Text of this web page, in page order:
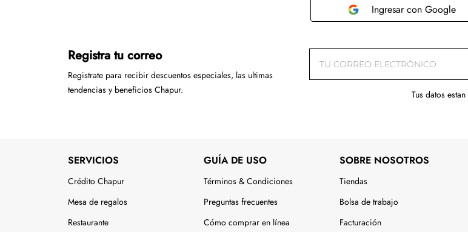
Tecnología
Juguetería
Deportes
Registra tu correo
Registrate para recibir descuentos especiales, las ultimas
tendencias y beneficios Chapur.
Tus datos
SERVICIOS
Crédito Chapur
Mesa de regalos
Restaurante
GUÍA DE USO
Términos & Condiciones
Preguntas frecuentes
Cómo comprar en línea
SOBRE NOSOTROS
Tiendas
Bolsa de trabajo
Facturación